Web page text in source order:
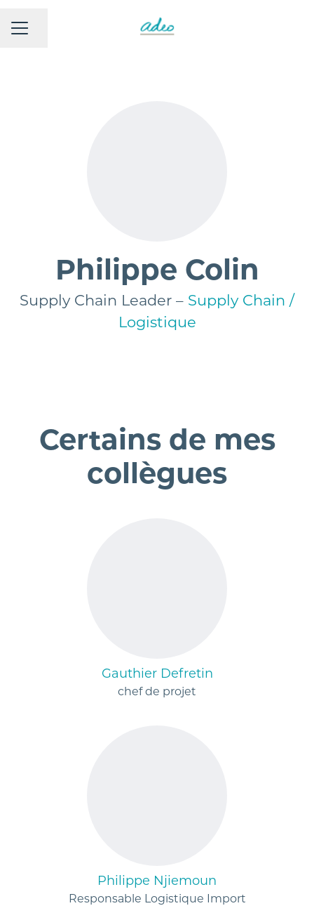
MENU CARRIÈRE
Partager la page
Philippe Colin
Supply Chain Leader – Supply Chain /
Logistique
Certains de mes
collègues
Gauthier Defretin
chef de projet
Philippe Njiemoun
Responsable Logistique Import